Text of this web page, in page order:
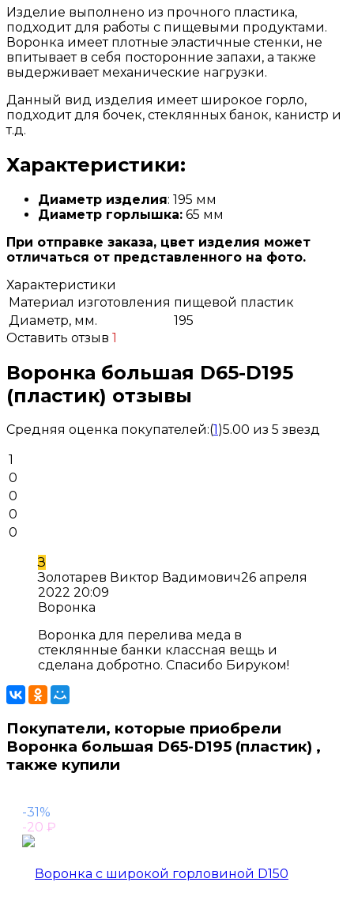
Изделие выполнено из прочного пластика,
подходит для работы с пищевыми продуктами.
Воронка имеет плотные эластичные стенки, не
впитывает в себя посторонние запахи, а также
выдерживает механические нагрузки.
Данный вид изделия имеет широкое горло,
подходит для бочек, стеклянных банок, канистр и
т.д.
Характеристики:
Диаметр изделия: 195 мм
Диаметр горлышка: 65 мм
При отправке заказа, цвет изделия может
отличаться от представленного на фото.
Характеристики
Материал изготовления пищевой пластик
Диаметр, мм.
195
Оставить отзыв 1
Воронка большая D65-D195
(пластик) отзывы
Средняя оценка покупателей:(1 )5.00 из 5 звезд
1
0
0
0
0
З
Золотарев Виктор Вадимович26 апреля
2022 20:09
Воронка
Воронка для перелива меда в
стеклянные банки классная вещь и
сделана добротно. Спасибо Бируком!
Покупатели, которые приобрели
Воронка большая D65-D195 (пластик) ,
также купили
-31%
-20 ₽